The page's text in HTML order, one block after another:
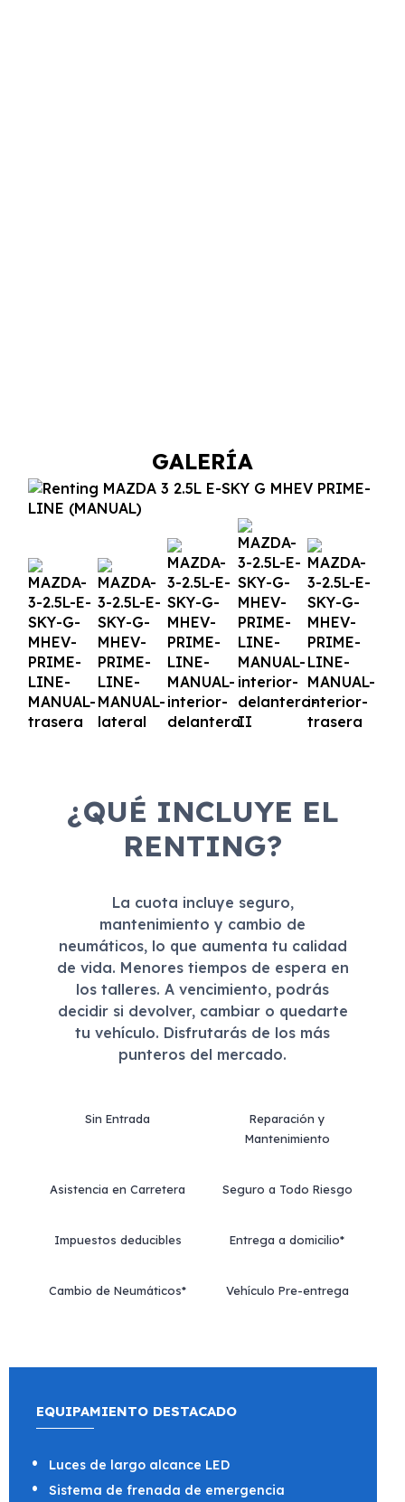
GALERÍA
¿QUÉ INCLUYE EL
RENTING?
La cuota incluye seguro,
mantenimiento y cambio de
neumáticos, lo que aumenta tu calidad
de vida. Menores tiempos de espera en
los talleres. A vencimiento, podrás
decidir si devolver, cambiar o quedarte
tu vehículo. Disfrutarás de los más
punteros del mercado.
Sin Entrada
Reparación y
Mantenimiento
Asistencia en Carretera Seguro a Todo Riesgo
Impuestos deducibles Entrega a domicilio*
Cambio de Neumáticos* Vehículo Pre-entrega
EQUIPAMIENTO DESTACADO
Luces de largo alcance LED
Sistema de frenada de emergencia